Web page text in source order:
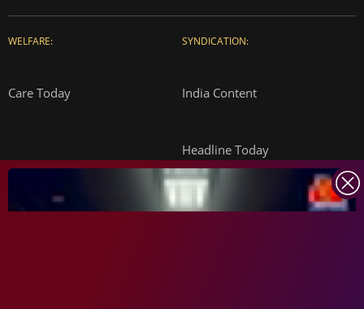
WELFARE:
Care Today
SYNDICATION:
India Content
Headline Today
INDIA TODAY DAILYO ICHOWK ARCHIVE